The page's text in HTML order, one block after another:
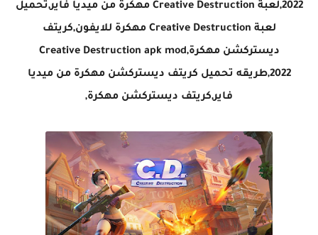
2022,لعبة Creative Destruction مهكرة من ميديا فاير,تحميل
لعبة Creative Destruction مهكرة للايفون,كريتف
ديستركشن مهكرة,Creative Destruction apk mod
2022,طريقه تحميل كريتف ديستركشن مهكرة من ميديا
فاير,كريتف ديستركشن مهكرة,